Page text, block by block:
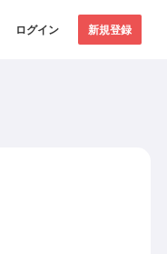
ログイン 新規登録